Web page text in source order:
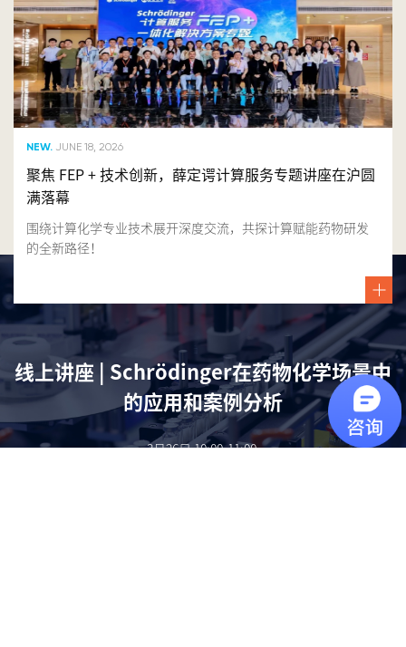
NEW. JUNE 18, 2026
聚焦 FEP + 技术创新，薛定谔计算服务专题讲座在沪圆
满落幕
围绕计算化学专业技术展开深度交流，共探计算赋能药物研发
的全新路径！
线上讲座 | Schrödinger在药物化学场景中
的应用和案例分析
3月26日 10:00-11:00